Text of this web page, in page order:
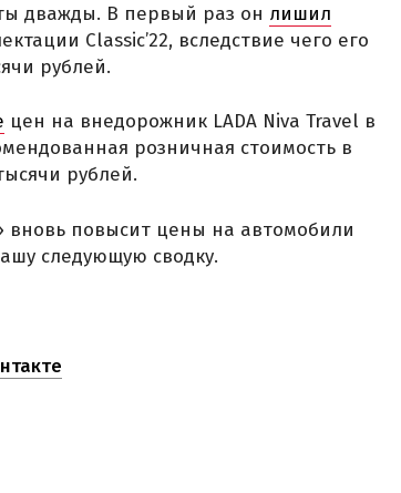
дважды. В первый раз он лишил
Classic’22, вследствие чего его
рублей.
цен на внедорожник LADA Niva Travel в
розничная стоимость в
рублей.
вновь повысит цены на автомобили
следующую сводку.